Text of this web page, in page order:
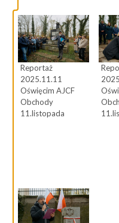
Reportaż
2025.11.11
Oświęcim AJCF
Obchody
11.listopada